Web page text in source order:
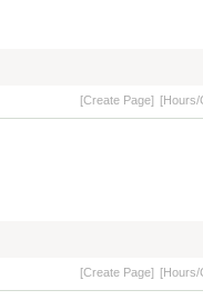
[Create Page] [Hours/
[Create Page] [Hours/